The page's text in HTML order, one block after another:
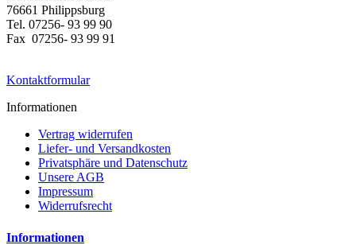
76661 Philippsburg
Tel. 07256- 93 99 90
Fax 07256- 93 99 91
Kontaktformular
Informationen
Vertrag widerrufen
Liefer- und Versandkosten
Privatsphäre und Datenschutz
Unsere AGB
Impressum
Widerrufsrecht
Informationen